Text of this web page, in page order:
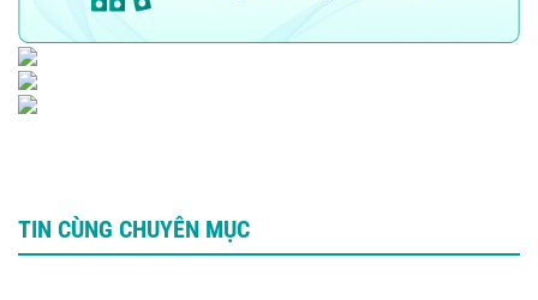
TIN CÙNG CHUYÊN MỤC